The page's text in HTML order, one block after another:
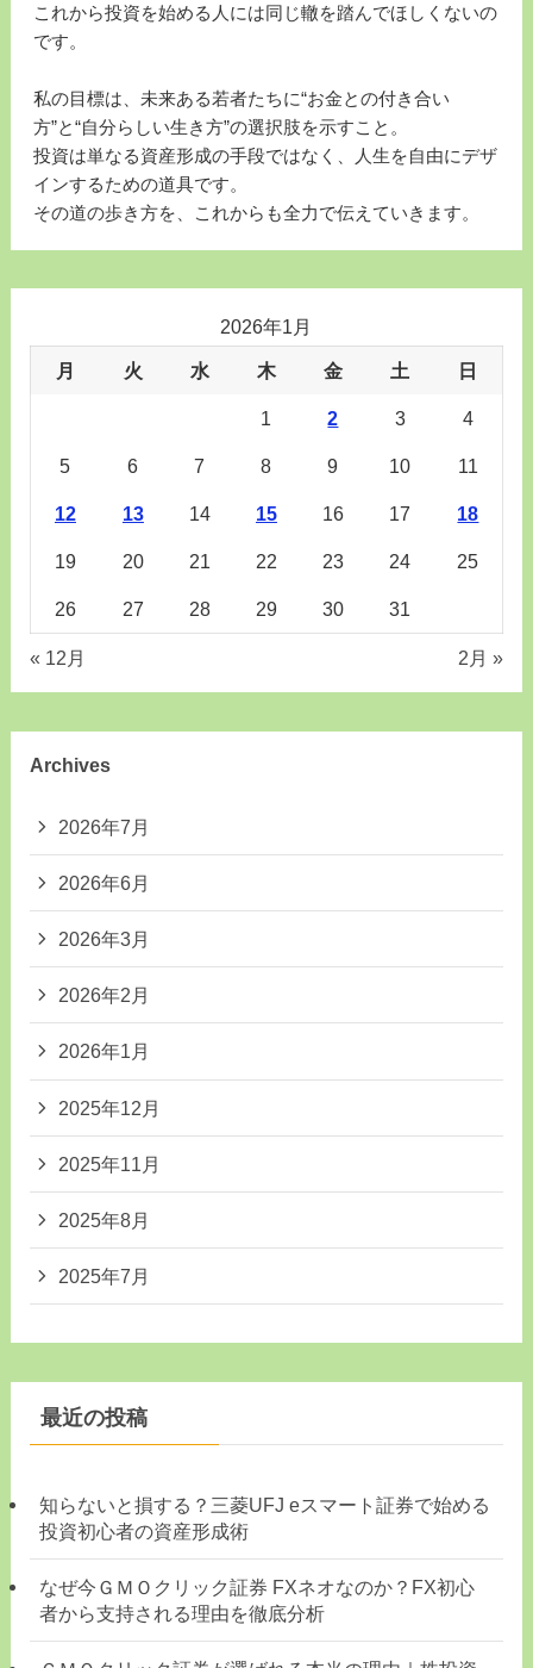
これから投資を始める人には同じ轍を踏んでほしくないの
です。
私の目標は、未来ある若者たちに“お金との付き合い
方”と“自分らしい生き方”の選択肢を示すこと。
投資は単なる資産形成の手段ではなく、人生を自由にデザ
インするための道具です。
その道の歩き方を、これからも全力で伝えていきます。
2026年1月
月 火 水 木 金 土 日
1 2 3 4
5 6 7 8 9 10 11
12 13 14 15 16 17 18
19 20 21 22 23 24 25
26 27 28 29 30 31
« 12月 2月 »
Archives
2026年7月
2026年6月
2026年3月
2026年2月
2026年1月
2025年12月
2025年11月
2025年8月
2025年7月
最近の投稿
知らないと損する？三菱UFJ eスマート証券で始める
投資初心者の資産形成術
なぜ今ＧＭＯクリック証券 FXネオなのか？FX初心
者から支持される理由を徹底分析